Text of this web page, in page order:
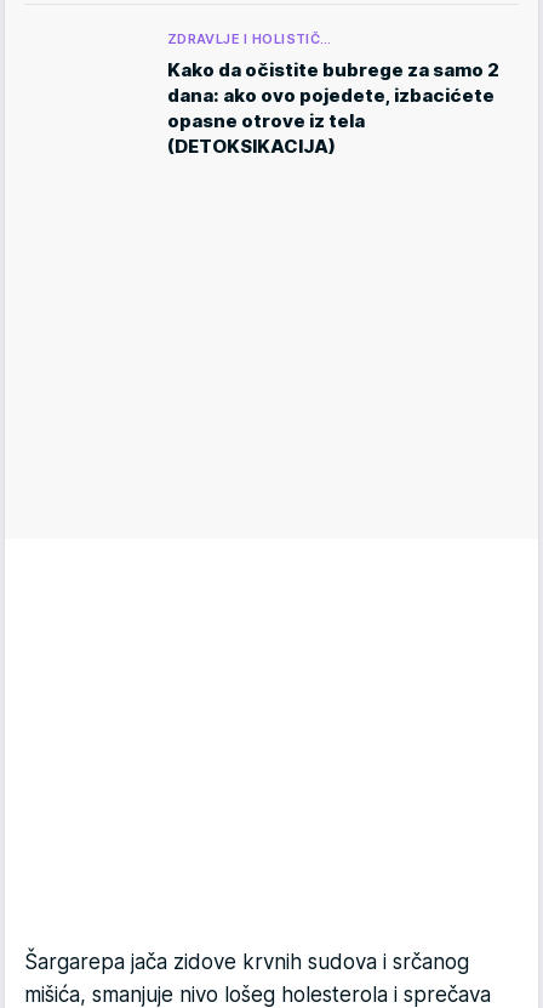
ZDRAVLJE I HOLISTIČ…
Kako da očistite bubrege za samo 2
dana: ako ovo pojedete, izbacićete
opasne otrove iz tela
(DETOKSIKACIJA)
Šargarepa jača zidove krvnih sudova i srčanog
mišića, smanjuje nivo lošeg holesterola i sprečava